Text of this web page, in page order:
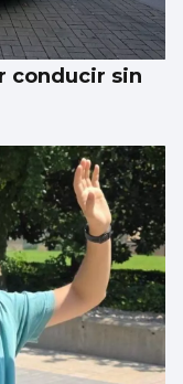
conducir sin